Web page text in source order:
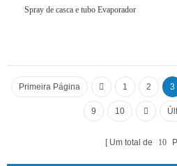
Spray de casca e tubo Evaporador
Primeira Página 1 2 3
9 10
Um total de 10